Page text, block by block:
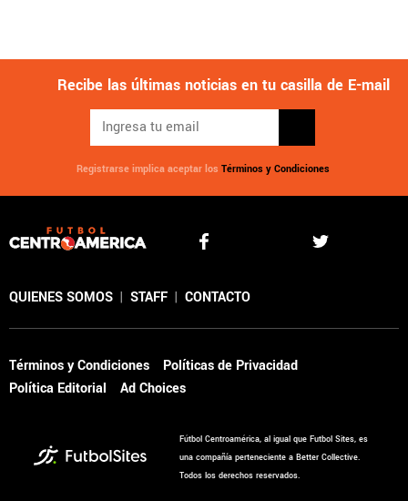
Recibe las últimas noticias en tu casilla de E-mail
Registrarse implica aceptar los Términos y Condiciones
QUIENES SOMOS | STAFF | CONTACTO
Términos y Condiciones
Políticas de Privacidad
Política Editorial
Ad Choices
Fútbol Centroamérica, al igual que Futbol Sites, es
una compañía perteneciente a Better Collective.
Todos los derechos reservados.